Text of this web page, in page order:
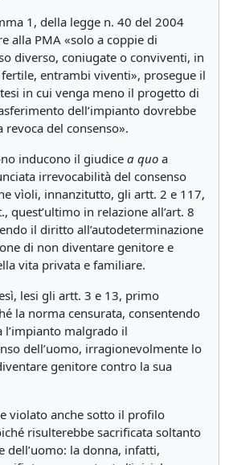
1, della legge n. 40 del 2004
alla PMA «solo a coppie di
diverso, coniugate o conviventi, in
entrambi viventi», prosegue il
in cui venga meno il progetto di
dell’impianto dovrebbe
del consenso».
inducono il giudice a quo a
irrevocabilità del consenso
vìoli, innanzitutto, gli artt. 2 e 117,
quest’ultimo in relazione all’art. 8
il diritto all’autodeterminazione
di non diventare genitore e
vita privata e familiare.
lesi gli artt. 3 e 13, primo
la norma censurata, consentendo
l’impianto malgrado il
dell’uomo, irragionevolmente lo
genitore contro la sua
violato anche sotto il profilo
risulterebbe sacrificata soltanto
dell’uomo: la donna, infatti,